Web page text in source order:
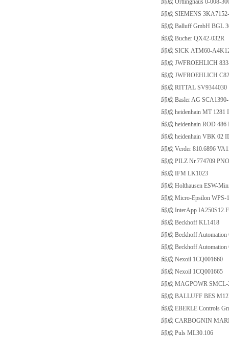
邱成 Ortlinghaus 0-008-
邱成 SIEMENS
邱成 Balluff GmbH BGL
邱成 Bucher QX42-032R
邱成 SICK ATM60-
邱成 JWFROEHLICH
邱成 JWFROEHLICH
邱成 RITTAL SV9344030
邱成 Basler AG
邱成 heidenhain MT 1281
邱成 heidenhain ROD
邱成 heidenhain VBK 02
邱成 Verder 810.6896
邱成 PILZ Nr.774709
邱成 IFM LK1023
邱成 Holthausen ESW-
邱成 Micro-Epsilon WPS-
邱成 InterApp
邱成 Beckhoff KL1418
邱成 Beckhoff
邱成 Beckhoff
邱成 Nexoil 1CQ001660
邱成 Nexoil 1CQ001665
邱成 MAGPOWR
邱成 BALLUFF BES
邱成 EBERLE Controls
邱成 CARBOGNIN
邱成 Puls ML30.106